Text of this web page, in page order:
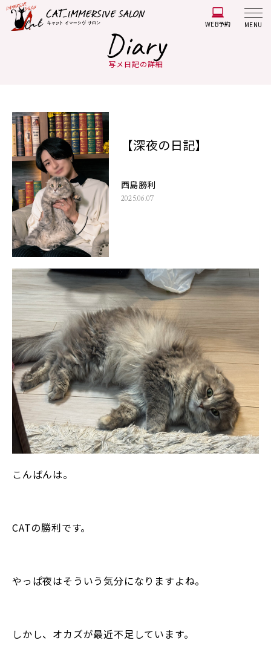
WEB予約 MENU
Diary
写メ日記の詳細
【深夜の日記】
西島勝利
2025.06.07
こんばんは。
CATの勝利です。
やっぱ夜はそういう気分になりますよね。
しかし、オカズが最近不足しています。